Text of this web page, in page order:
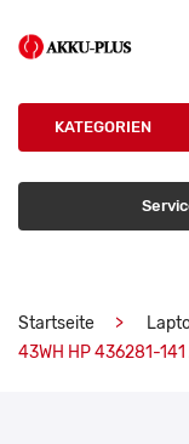
KATEGORIEN
Startseite
43WH HP 436281-